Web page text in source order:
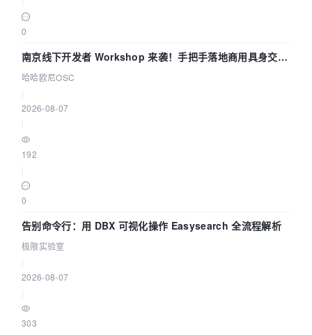
0
南京线下开发者 Workshop 来袭！手把手落地商用具身交互
智能 Agent 应用
哈哈欧尼OSC
2026-08-07
192
0
告别命令行：用 DBX 可视化操作 Easysearch 全流程解析
极限实验室
2026-08-07
303